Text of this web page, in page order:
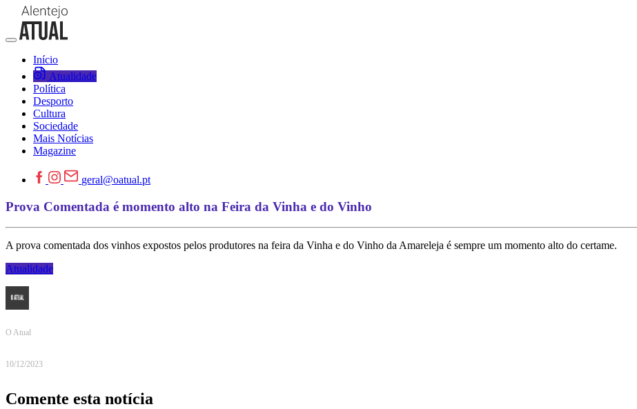
Início
Atualidade
Política
Desporto
Cultura
Sociedade
Mais Notícias
Magazine
geral@oatual.pt
Prova Comentada é momento alto na Feira da Vinha e do Vinho
A prova comentada dos vinhos expostos pelos produtores na feira da Vinha e do Vinho da Amareleja é sempre um momento alto do certame.
Atualidade
O Atual
10/12/2023
Comente esta notícia